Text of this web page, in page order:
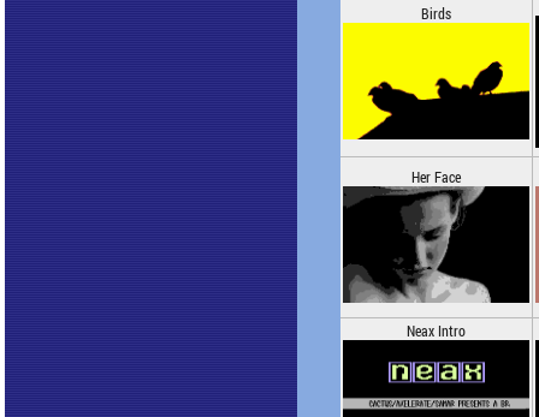
Birds
Her Face
Neax Intro